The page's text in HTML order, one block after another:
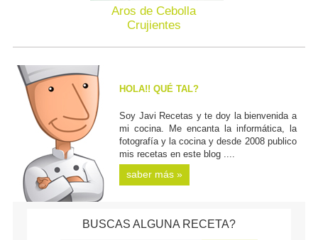
Aros de Cebolla
Crujientes
HOLA!! QUÉ TAL?
Soy Javi Recetas y te doy la bienvenida a
mi cocina. Me encanta la informática, la
fotografía y la cocina y desde 2008 publico
mis recetas en este blog ....
saber más »
BUSCAS ALGUNA RECETA?